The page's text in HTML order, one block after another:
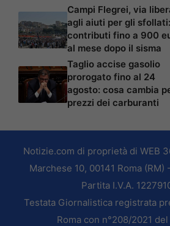
Campi Flegrei, via
agli aiuti per gli sfollati:
contributi fino a 900
al mese dopo il sisma
Taglio accise gasolio
prorogato fino al 24
agosto: cosa cambia
prezzi dei carburanti
Notizie.com di proprietà di WEB
Marchese 10, 00141 Roma
Partita I.V.A.
Testata Giornalistica registrata
Roma con n°208/2021 del